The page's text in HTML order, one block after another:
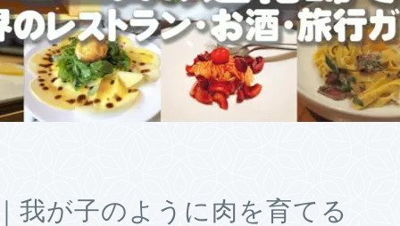
我が子のように肉を育てる